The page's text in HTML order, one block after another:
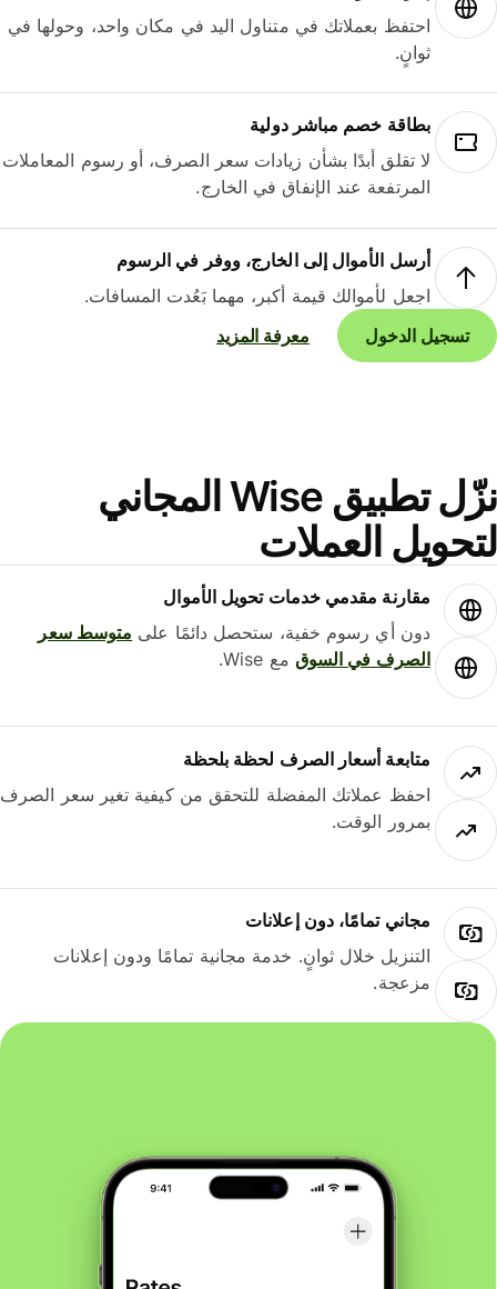
احتفظ بعملاتك في متناول اليد في مكان واحد، وحولها في
ثوانٍ.
بطاقة خصم مباشر دولية
لا تقلق أبدًا بشأن زيادات سعر الصرف، أو رسوم المعاملات
المرتفعة عند الإنفاق في الخارج.
أرسل الأموال إلى الخارج، ووفر في الرسوم
اجعل لأموالك قيمة أكبر، مهما بَعُدت المسافات.
تسجيل الدخول
معرفة المزيد
نزّل تطبيق Wise المجاني
العملات
مقارنة مقدمي خدمات تحويل الأموال
دون أي رسوم خفية، ستحصل دائمًا علىمتوسط ​​سعر
الصرف في السوقمع Wise.
متابعة أسعار الصرف لحظة بلحظة
احفظ عملاتك المفضلة للتحقق من كيفية تغير سعر الصرف
بمرور الوقت.
مجاني تمامًا، دون إعلانات
التنزيل خلال ثوانٍ. خدمة مجانية تمامًا ودون إعلانات
مزعجة.